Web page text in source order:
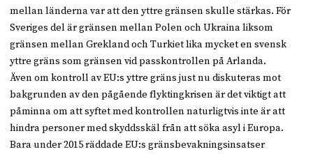
mellan länderna var att den yttre gränsen skulle stärkas. För
Sveriges del är gränsen mellan Polen och Ukraina liksom
gränsen mellan Grekland och Turkiet lika mycket en svensk
yttre gräns som gränsen vid passkontrollen på Arlanda.
Även om kontroll av EU:s yttre gräns just nu diskuteras mot
bakgrunden av den pågående flyktingkrisen är det viktigt att
påminna om att syftet med kontrollen naturligtvis inte är att
hindra personer med skyddsskäl från att söka asyl i Europa.
Bara under 2015 räddade EU:s gränsbevakningsinsatser